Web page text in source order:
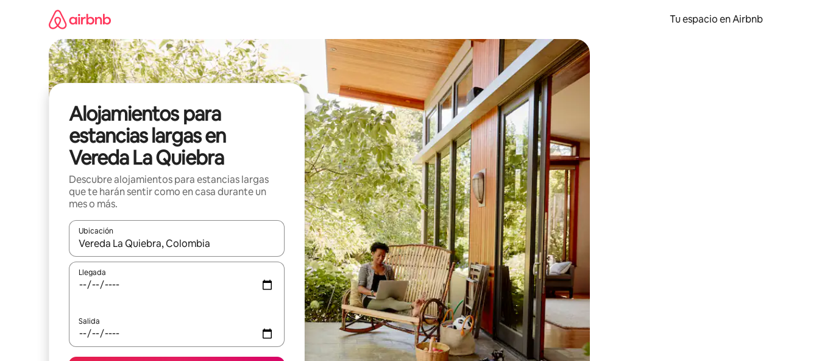
Tu espacio en Airbnb
Alojamientos para
estancias largas en
Vereda La Quiebra
Descubre alojamientos para estancias largas
que te harán sentir como en casa durante un
mes o más.
Ubicación
Cuando los resultados estén disponibles, podrás navegar usando las teclas de las flechas hacia arriba y hacia abajo, o bien tocando y deslizando la pantalla.
Llegada
Salida